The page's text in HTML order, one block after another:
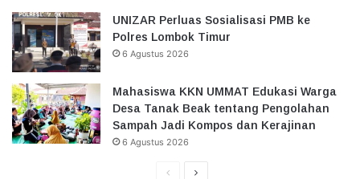
UNIZAR Perluas Sosialisasi PMB ke
Polres Lombok Timur
6 Agustus 2026
Mahasiswa KKN UMMAT Edukasi Warga
Desa Tanak Beak tentang Pengolahan
Sampah Jadi Kompos dan Kerajinan
6 Agustus 2026
HalamanHalaman